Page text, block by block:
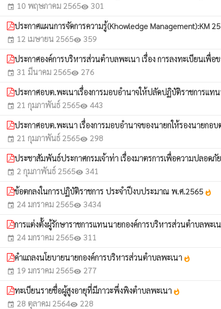
event 10 พฤษภาคม 2565visibility 301
ประกาศแผนการจัดการความรู้(Khowledge Management):KM
event 12 เมษายน 2565visibility 359
ประกาศองค์การบริหารส่วนตำบลพะเนา เรื่อง การลงทะเบียนเ
event 31 มีนาคม 2565visibility 276
ประกาศอบต.พะเนาเรื่องการมอบอำนาจให้ปลัดปฏิบัติราชการแ
event 21 กุมภาพันธ์ 2565visibility 443
ประกาศอบต.พะเนา เรื่องการมอบอำนาจของนายกให้รองนายก
event 21 กุมภาพันธ์ 2565visibility 298
ประชาสัมพันธ์ประกาศกรมเจ้าท่า เรื่องมาตรการเพื่อความปลอดภั
event 2 กุมภาพันธ์ 2565visibility 341
ข้อตกลงในการปฏิบัติราชการ ประจำปีงบประมาณ พ.ศ.2565 whatshot
event 24 มกราคม 2565visibility 3434
การแต่งตั้งผู้รักษาราชการแทนนายกองค์การบริหารส่วนตำบลพะเ
event 24 มกราคม 2565visibility 311
คำแถลงนโยบายนายกองค์การบริหารส่วนตำบลพะเนา whatshot
event 19 มกราคม 2565visibility 277
ทะเบียนรายชื่อผู้สูงอายุที่มีภาวะพึ่งพิงตำบลพะเนา whatshot
event 28 ตุลาคม 2564visibility 228